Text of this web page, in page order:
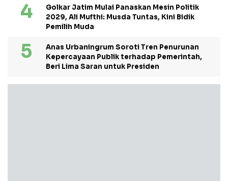
Golkar Jatim Mulai Panaskan Mesin Politik
2029, Ali Mufthi: Musda Tuntas, Kini Bidik
Pemilih Muda
Anas Urbaningrum Soroti Tren Penurunan
Kepercayaan Publik terhadap Pemerintah,
Beri Lima Saran untuk Presiden